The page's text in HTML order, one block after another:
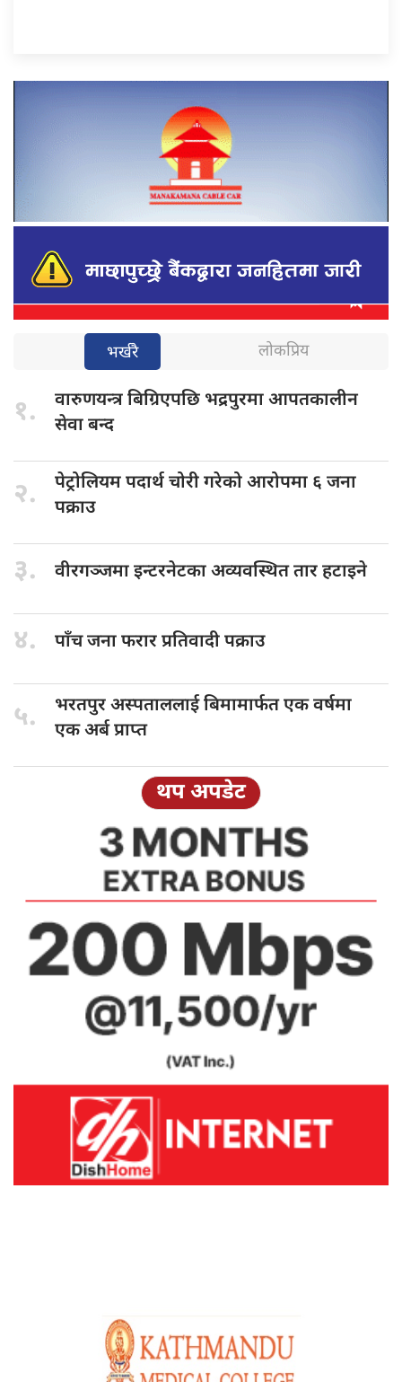
भर्खरै लोकप्रिय
१. वारुणयन्त्र बिग्रिएपछि भद्रपुरमा आपतकालीन
सेवा बन्द
२. पेट्रोलियम पदार्थचोरी गरेको आरोपमा ६ जना
पक्राउ
३. वीरगञ्जमा इन्टरनेटकाअव्यवस्थित तार हटाइने
४. पाँच जनाफरार प्रतिवादी पक्राउ
५. भरतपुर अस्पताललाईबिमामार्फत एक वर्षमा
एक अर्ब प्राप्त
थप अपडेट